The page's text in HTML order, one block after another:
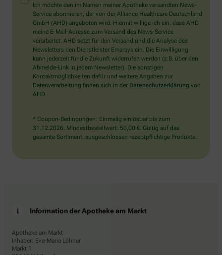
Mensch?
Dann
wählen
Sie
bitte
den
LKW.
Ich möchte den im Namen meiner Apotheke versandten News-
Service abonnieren, der von der Alliance Healthcare Deutschland
GmbH (AHD) angeboten wird. Hiermit willige ich ein, dass AHD
meine E-Mail-Adresse zum Versand des News-Service
verarbeitet. AHD setzt für den Versand und die Analyse des
Newsletters den Dienstleister Emarsys ein. Die Einwilligung
kann jederzeit für die Zukunft widerrufen werden (z.B. über den
Abmelde-Link in jedem Newsletter). Die sonstigen
Kontaktmöglichkeiten dafür und weitere Angaben zur
Datenverarbeitung finden sich in der Datenschutzerklärung von
AHD.
* Coupon-Bedingungen: Einmalig einlösbar bis zum
31.12.2026. Mindestbestellwert: 50,00 €. Gültig auf das
gesamte Sortiment, ausgeschlossen rezeptpflichtige Produkte.
Information der Apotheke am Markt
Apotheke am Markt
Inhaber: Eva-Maria Löhner
Markt 1